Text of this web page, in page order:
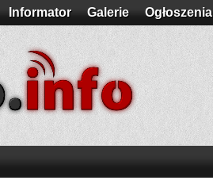
Informator Galerie Ogłoszenia